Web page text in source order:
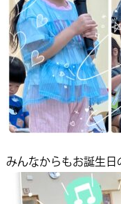
みんなからもお誕生日